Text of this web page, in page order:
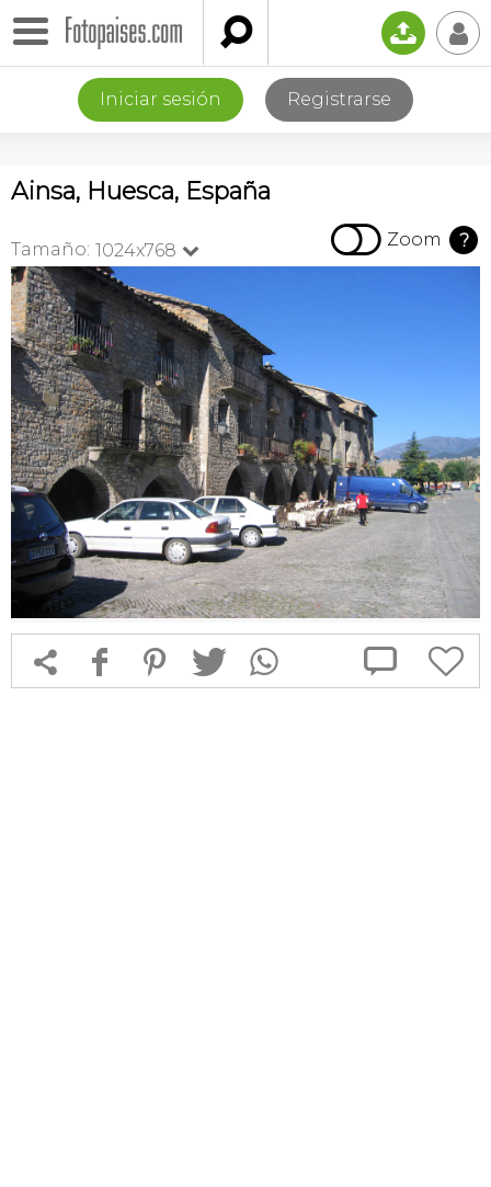
 📤 👤
Iniciar sesión Registrarse
Ainsa, Huesca, España
Tamaño: 1024x768   Zoom ?
 f 1 T  